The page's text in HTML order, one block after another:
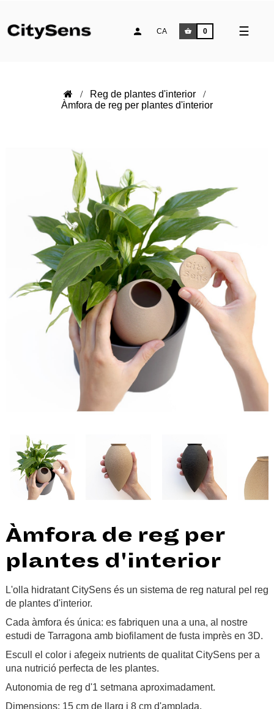
☰
CA 0
Reg de plantes d'interior
Àmfora de reg per plantes d'interior
Àmfora de reg per
plantes d'interior
L'olla hidratant CitySens és un sistema de reg natural pel reg
de plantes d'interior.
Cada àmfora és única: es fabriquen una a una, al nostre
estudi de Tarragona amb biofilament de fusta imprès en 3D.
Escull el color i afegeix nutrients de qualitat CitySens per a
una nutrició perfecta de les plantes.
Autonomia de reg d'1 setmana aproximadament.
Dimensions: 15 cm de llarg i 8 cm d'amplada.